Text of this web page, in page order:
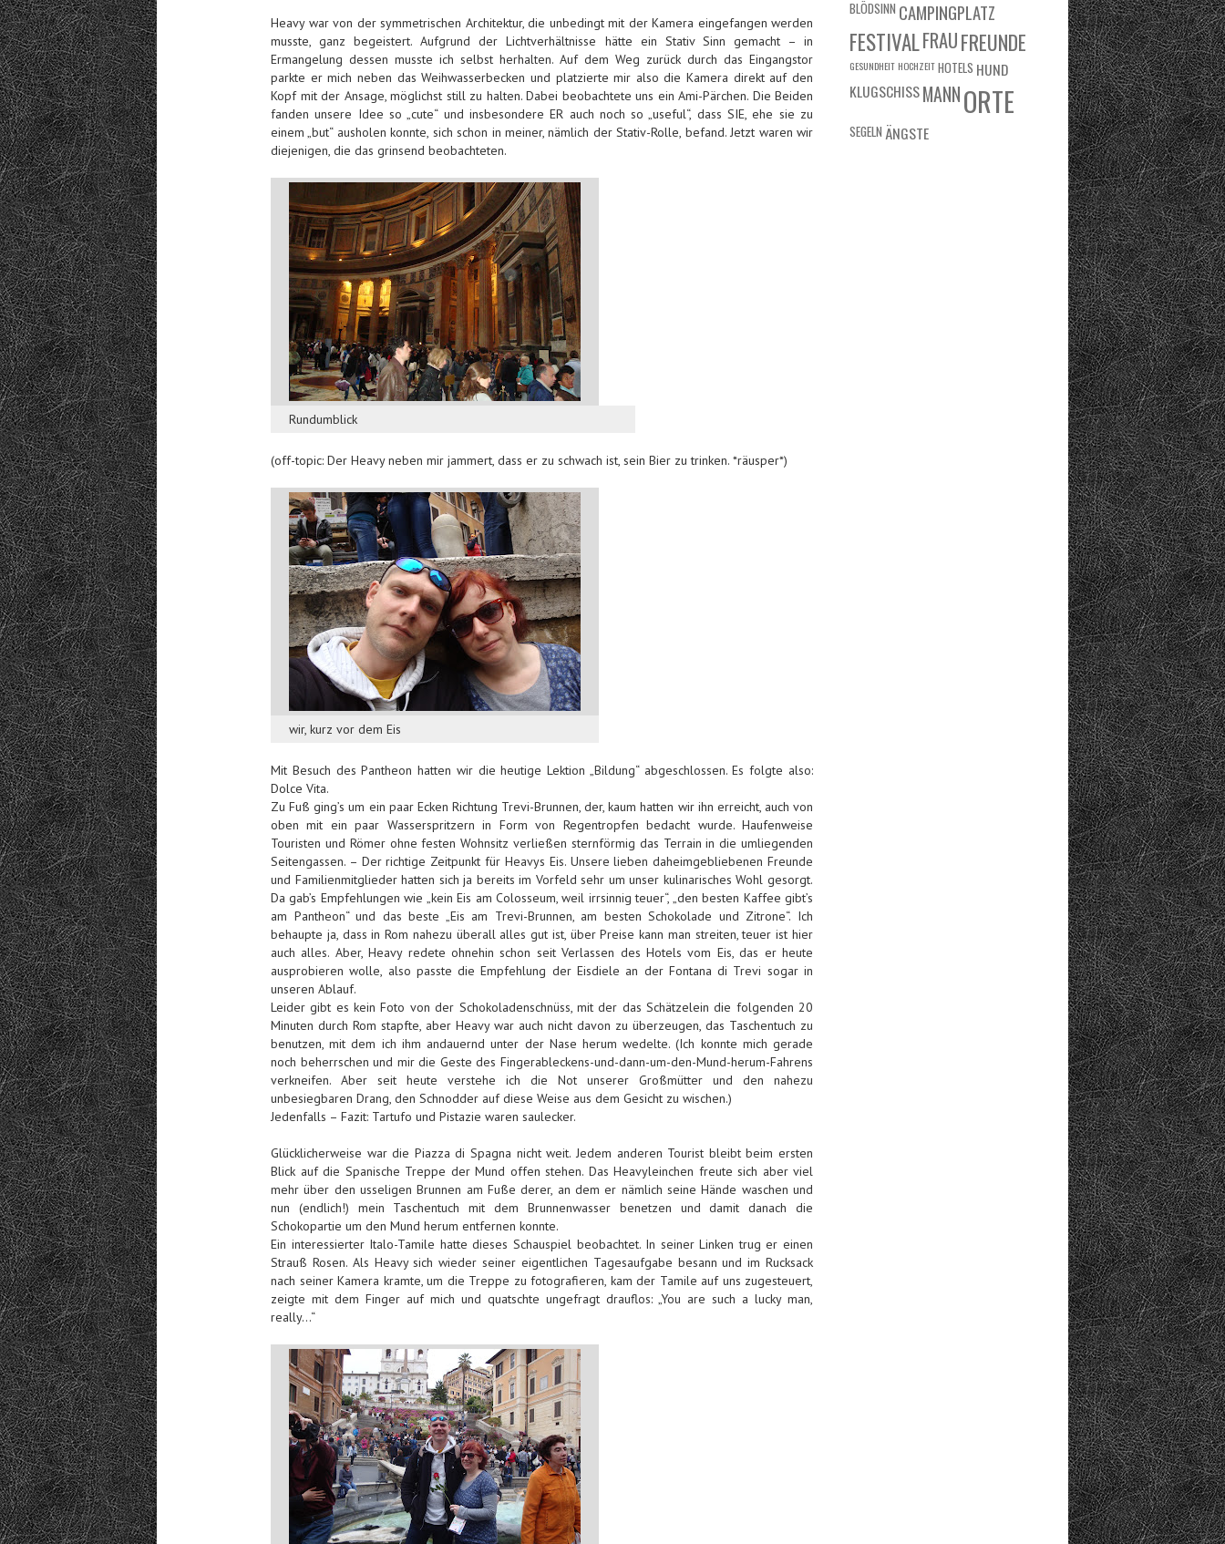
Heavy war von der symmetrischen Architektur, die unbedingt mit der Kamera eingefangen werden
musste, ganz begeistert. Aufgrund der Lichtverhältnisse hätte ein Stativ Sinn gemacht – in
Ermangelung dessen musste ich selbst herhalten. Auf dem Weg zurück durch das Eingangstor
parkte er mich neben das Weihwasserbecken und platzierte mir also die Kamera direkt auf den
Kopf mit der Ansage, möglichst still zu halten. Dabei beobachtete uns ein Ami-Pärchen. Die Beiden
fanden unsere Idee so „cute“ und insbesondere ER auch noch so „useful“, dass SIE, ehe sie zu
einem „but“ ausholen konnte, sich schon in meiner, nämlich der Stativ-Rolle, befand. Jetzt waren wir
diejenigen, die das grinsend beobachteten.
Rundumblick
(off-topic: Der Heavy neben mir jammert, dass er zu schwach ist, sein Bier zu trinken. *räusper*)
wir, kurz vor dem Eis
Mit Besuch des Pantheon hatten wir die heutige Lektion „Bildung“ abgeschlossen. Es folgte also:
Dolce Vita.
Zu Fuß ging’s um ein paar Ecken Richtung Trevi-Brunnen, der, kaum hatten wir ihn erreicht, auch von
oben mit ein paar Wasserspritzern in Form von Regentropfen bedacht wurde. Haufenweise
Touristen und Römer ohne festen Wohnsitz verließen sternförmig das Terrain in die umliegenden
Seitengassen. – Der richtige Zeitpunkt für Heavys Eis. Unsere lieben daheimgebliebenen Freunde
und Familienmitglieder hatten sich ja bereits im Vorfeld sehr um unser kulinarisches Wohl gesorgt.
Da gab’s Empfehlungen wie „kein Eis am Colosseum, weil irrsinnig teuer“, „den besten Kaffee gibt’s
am Pantheon“ und das beste „Eis am Trevi-Brunnen, am besten Schokolade und Zitrone“. Ich
behaupte ja, dass in Rom nahezu überall alles gut ist, über Preise kann man streiten, teuer ist hier
auch alles. Aber, Heavy redete ohnehin schon seit Verlassen des Hotels vom Eis, das er heute
ausprobieren wolle, also passte die Empfehlung der Eisdiele an der Fontana di Trevi sogar in
unseren Ablauf.
Leider gibt es kein Foto von der Schokoladenschnüss, mit der das Schätzelein die folgenden 20
Minuten durch Rom stapfte, aber Heavy war auch nicht davon zu überzeugen, das Taschentuch zu
benutzen, mit dem ich ihm andauernd unter der Nase herum wedelte. (Ich konnte mich gerade
noch beherrschen und mir die Geste des Fingerableckens-und-dann-um-den-Mund-herum-Fahrens
verkneifen. Aber seit heute verstehe ich die Not unserer Großmütter und den nahezu
unbesiegbaren Drang, den Schnodder auf diese Weise aus dem Gesicht zu wischen.)
Jedenfalls – Fazit: Tartufo und Pistazie waren saulecker.
Glücklicherweise war die Piazza di Spagna nicht weit. Jedem anderen Tourist bleibt beim ersten
Blick auf die Spanische Treppe der Mund offen stehen. Das Heavyleinchen freute sich aber viel
mehr über den usseligen Brunnen am Fuße derer, an dem er nämlich seine Hände waschen und
nun (endlich!) mein Taschentuch mit dem Brunnenwasser benetzen und damit danach die
Schokopartie um den Mund herum entfernen konnte.
Ein interessierter Italo-Tamile hatte dieses Schauspiel beobachtet. In seiner Linken trug er einen
Strauß Rosen. Als Heavy sich wieder seiner eigentlichen Tagesaufgabe besann und im Rucksack
nach seiner Kamera kramte, um die Treppe zu fotografieren, kam der Tamile auf uns zugesteuert,
zeigte mit dem Finger auf mich und quatschte ungefragt drauflos: „You are such a lucky man,
really…“
BLÖDSINN CAMPINGPLATZ
FESTIVALFRAUFREUNDE
GESUNDHEIT HOCHZEITHOTELS HUND
KLUGSCHISSMANNORTE
SEGELN ÄNGSTE